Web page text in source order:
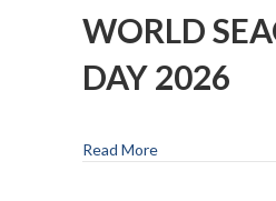
WORLD
DAY 2026
Read More